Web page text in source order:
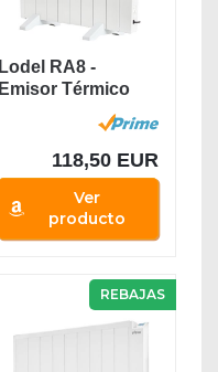
Lodel RA8 -
Emisor Térmico
118,50 EUR
Ver
producto
REBAJAS